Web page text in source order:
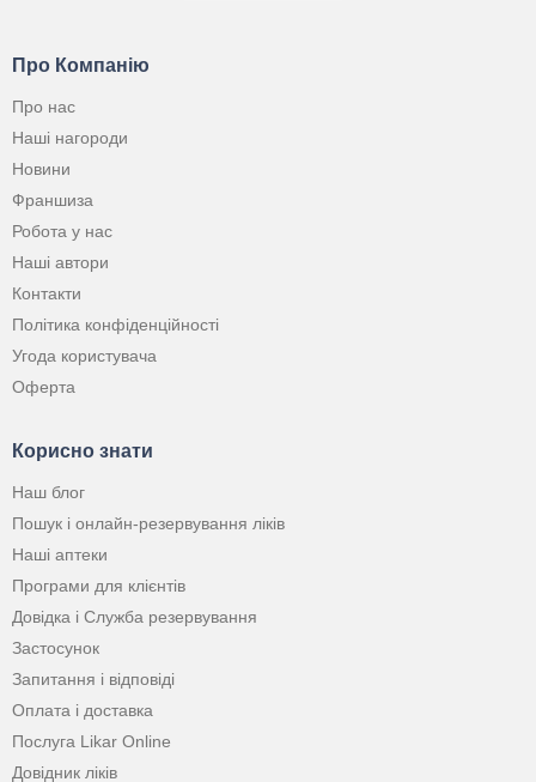
Про Компанію
Про нас
Наші нагороди
Новини
Франшиза
Робота у нас
Наші автори
Контакти
Політика конфіденційності
Угода користувача
Оферта
Корисно знати
Наш блог
Пошук і онлайн-резервування ліків
Наші аптеки
Програми для клієнтів
Довідка і Служба резервування
Застосунок
Запитання і відповіді
Оплата і доставка
Послуга Likar Online
Довідник ліків